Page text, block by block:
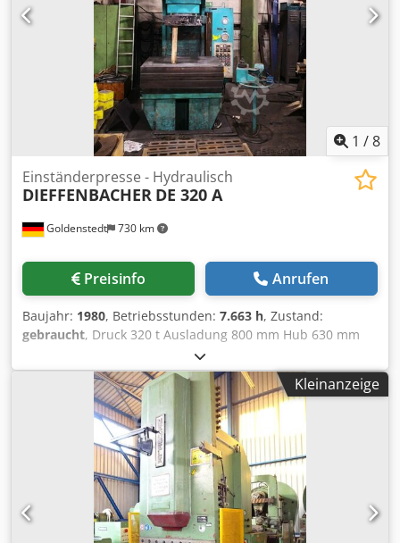
1 /8
Goldenstedt 730 km
Einständerpresse - Hydraulisch
DIEFFENBACHER DE 320 A
Preisinfo Anrufen
Baujahr: 1980, Betriebsstunden: 7.663 h, Zustand:
gebraucht, Druck 320 t Ausladung 800 mm Hub 630 mm
Abstand Tisch / Stößel max. 1000 mm Stößelabmessungen
710 x 600 mm Tischgröße 800 x 1200 mm Crsdod Ih Nrepfx
Aidjf Arbeitshöhe 1015 mm Ölmenge 1100 l
Betriebsstunden 7663 h Maschinengewicht ca. 15 t
Abmessungen ca. 1600 x 2200 x 4800 mm Abmessungen
Schaltschrank ca. 1200 x 400 x 1800 mm Auf Funktion
geprüft. Beim Testlauf ist aufgefallen, dass der
Pressenstößel nicht zu 100 % dicht ist. Außerdem wurde
das Kabel zur Handbedienung mehrfach geflickt.
Abdeckhaube fehlt,da diese kundenseitig wegen
Kleinanzeige